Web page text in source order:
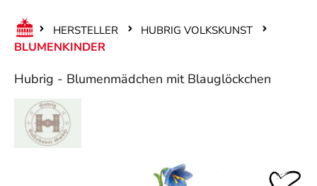
HERSTELLER HUBRIG VOLKSKUNST
BLUMENKINDER
Hubrig - Blumenmädchen mit Blauglöckchen